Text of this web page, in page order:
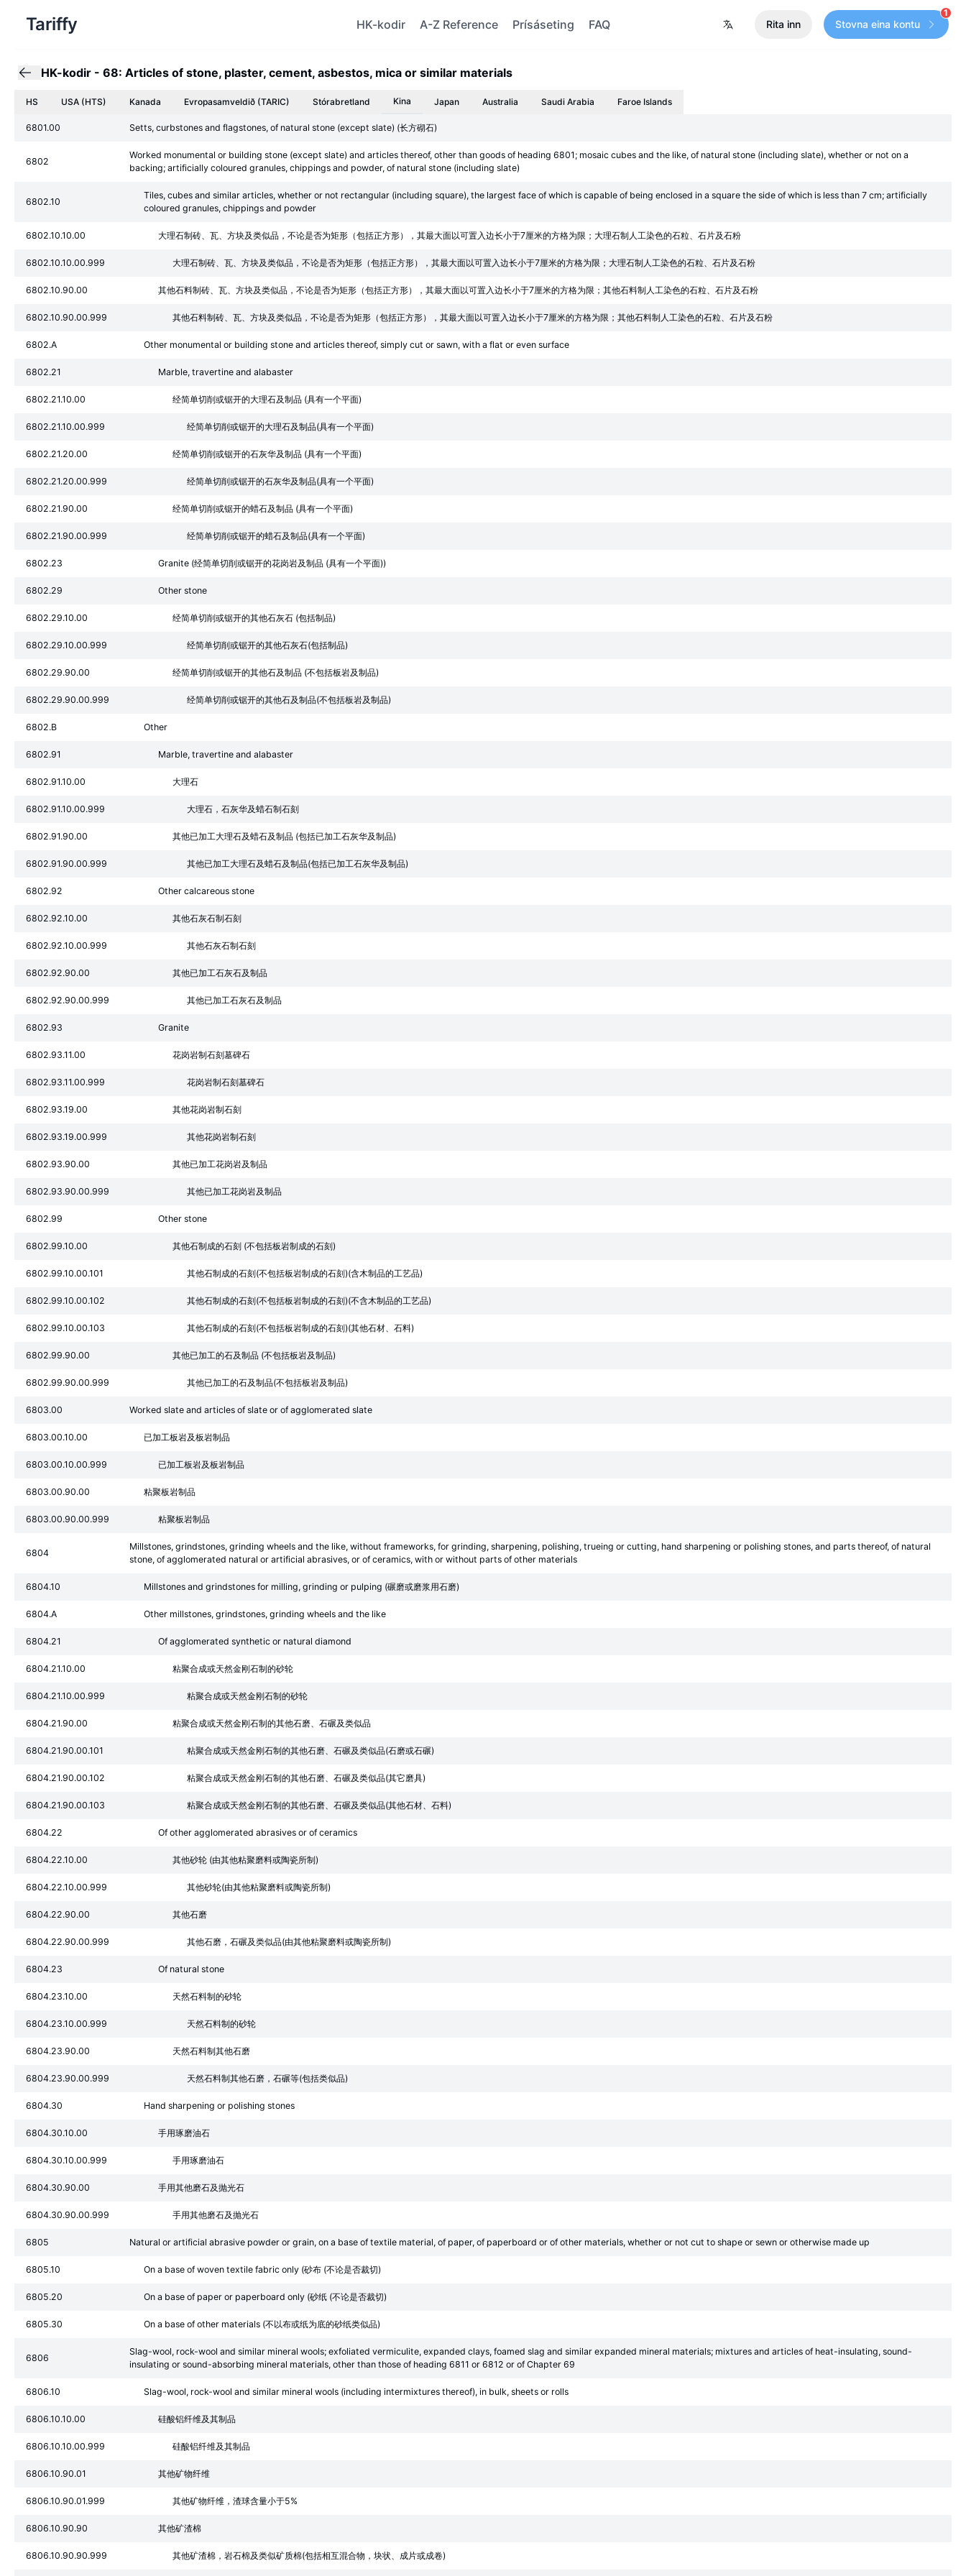
Tariffy HK-kodir A-Z Reference Prísáseting FAQ Rita inn Stovna eina kontu
1
HK-kodir - 68: Articles of stone, plaster, cement, asbestos, mica or similar materials
HS USA (HTS) Kanada Evropasamveldið (TARIC) Stórabretland Kina Japan Australia Saudi Arabia Faroe Islands
6801.00 Setts, curbstones and flagstones, of natural stone (except slate) (长方砌石)
6802
Worked monumental or building stone (except slate) and articles thereof, other than goods of heading 6801; mosaic cubes and the like, of natural stone (including slate), whether or not on a
backing; artificially coloured granules, chippings and powder, of natural stone (including slate)
6802.10
Tiles, cubes and similar articles, whether or not rectangular (including square), the largest face of which is capable of being enclosed in a square the side of which is less than 7 cm; artificially
coloured granules, chippings and powder
6802.10.10.00 大理石制砖、瓦、方块及类似品，不论是否为矩形（包括正方形），其最大面以可置入边长小于7厘米的方格为限；大理石制人工染色的石粒、石片及石粉
6802.10.10.00.999 大理石制砖、瓦、方块及类似品，不论是否为矩形（包括正方形），其最大面以可置入边长小于7厘米的方格为限；大理石制人工染色的石粒、石片及石粉
6802.10.90.00 其他石料制砖、瓦、方块及类似品，不论是否为矩形（包括正方形），其最大面以可置入边长小于7厘米的方格为限；其他石料制人工染色的石粒、石片及石粉
6802.10.90.00.999 其他石料制砖、瓦、方块及类似品，不论是否为矩形（包括正方形），其最大面以可置入边长小于7厘米的方格为限；其他石料制人工染色的石粒、石片及石粉
6802.A Other monumental or building stone and articles thereof, simply cut or sawn, with a flat or even surface
6802.21 Marble, travertine and alabaster
6802.21.10.00 经简单切削或锯开的大理石及制品 (具有一个平面)
6802.21.10.00.999 经简单切削或锯开的大理石及制品(具有一个平面)
6802.21.20.00 经简单切削或锯开的石灰华及制品 (具有一个平面)
6802.21.20.00.999 经简单切削或锯开的石灰华及制品(具有一个平面)
6802.21.90.00 经简单切削或锯开的蜡石及制品 (具有一个平面)
6802.21.90.00.999 经简单切削或锯开的蜡石及制品(具有一个平面)
6802.23 Granite (经简单切削或锯开的花岗岩及制品 (具有一个平面))
6802.29 Other stone
6802.29.10.00 经简单切削或锯开的其他石灰石 (包括制品)
6802.29.10.00.999 经简单切削或锯开的其他石灰石(包括制品)
6802.29.90.00 经简单切削或锯开的其他石及制品 (不包括板岩及制品)
6802.29.90.00.999 经简单切削或锯开的其他石及制品(不包括板岩及制品)
6802.B Other
6802.91 Marble, travertine and alabaster
6802.91.10.00 大理石
6802.91.10.00.999 大理石，石灰华及蜡石制石刻
6802.91.90.00 其他已加工大理石及蜡石及制品 (包括已加工石灰华及制品)
6802.91.90.00.999 其他已加工大理石及蜡石及制品(包括已加工石灰华及制品)
6802.92 Other calcareous stone
6802.92.10.00 其他石灰石制石刻
6802.92.10.00.999 其他石灰石制石刻
6802.92.90.00 其他已加工石灰石及制品
6802.92.90.00.999 其他已加工石灰石及制品
6802.93 Granite
6802.93.11.00 花岗岩制石刻墓碑石
6802.93.11.00.999 花岗岩制石刻墓碑石
6802.93.19.00 其他花岗岩制石刻
6802.93.19.00.999 其他花岗岩制石刻
6802.93.90.00 其他已加工花岗岩及制品
6802.93.90.00.999 其他已加工花岗岩及制品
6802.99 Other stone
6802.99.10.00 其他石制成的石刻 (不包括板岩制成的石刻)
6802.99.10.00.101 其他石制成的石刻(不包括板岩制成的石刻)(含木制品的工艺品)
6802.99.10.00.102 其他石制成的石刻(不包括板岩制成的石刻)(不含木制品的工艺品)
6802.99.10.00.103 其他石制成的石刻(不包括板岩制成的石刻)(其他石材、石料)
6802.99.90.00 其他已加工的石及制品 (不包括板岩及制品)
6802.99.90.00.999 其他已加工的石及制品(不包括板岩及制品)
6803.00 Worked slate and articles of slate or of agglomerated slate
6803.00.10.00 已加工板岩及板岩制品
6803.00.10.00.999 已加工板岩及板岩制品
6803.00.90.00 粘聚板岩制品
6803.00.90.00.999 粘聚板岩制品
6804
Millstones, grindstones, grinding wheels and the like, without frameworks, for grinding, sharpening, polishing, trueing or cutting, hand sharpening or polishing stones, and parts thereof, of natural
stone, of agglomerated natural or artificial abrasives, or of ceramics, with or without parts of other materials
6804.10 Millstones and grindstones for milling, grinding or pulping (碾磨或磨浆用石磨)
6804.A Other millstones, grindstones, grinding wheels and the like
6804.21 Of agglomerated synthetic or natural diamond
6804.21.10.00 粘聚合成或天然金刚石制的砂轮
6804.21.10.00.999 粘聚合成或天然金刚石制的砂轮
6804.21.90.00 粘聚合成或天然金刚石制的其他石磨、石碾及类似品
6804.21.90.00.101 粘聚合成或天然金刚石制的其他石磨、石碾及类似品(石磨或石碾)
6804.21.90.00.102 粘聚合成或天然金刚石制的其他石磨、石碾及类似品(其它磨具)
6804.21.90.00.103 粘聚合成或天然金刚石制的其他石磨、石碾及类似品(其他石材、石料)
6804.22 Of other agglomerated abrasives or of ceramics
6804.22.10.00 其他砂轮 (由其他粘聚磨料或陶瓷所制)
6804.22.10.00.999 其他砂轮(由其他粘聚磨料或陶瓷所制)
6804.22.90.00 其他石磨
6804.22.90.00.999 其他石磨，石碾及类似品(由其他粘聚磨料或陶瓷所制)
6804.23 Of natural stone
6804.23.10.00 天然石料制的砂轮
6804.23.10.00.999 天然石料制的砂轮
6804.23.90.00 天然石料制其他石磨
6804.23.90.00.999 天然石料制其他石磨，石碾等(包括类似品)
6804.30 Hand sharpening or polishing stones
6804.30.10.00 手用琢磨油石
6804.30.10.00.999 手用琢磨油石
6804.30.90.00 手用其他磨石及抛光石
6804.30.90.00.999 手用其他磨石及抛光石
6805 Natural or artificial abrasive powder or grain, on a base of textile material, of paper, of paperboard or of other materials, whether or not cut to shape or sewn or otherwise made up
6805.10 On a base of woven textile fabric only (砂布 (不论是否裁切)
6805.20 On a base of paper or paperboard only (砂纸 (不论是否裁切)
6805.30 On a base of other materials (不以布或纸为底的砂纸类似品)
6806
Slag-wool, rock-wool and similar mineral wools; exfoliated vermiculite, expanded clays, foamed slag and similar expanded mineral materials; mixtures and articles of heat-insulating, sound-
insulating or sound-absorbing mineral materials, other than those of heading 6811 or 6812 or of Chapter 69
6806.10 Slag-wool, rock-wool and similar mineral wools (including intermixtures thereof), in bulk, sheets or rolls
6806.10.10.00 硅酸铝纤维及其制品
6806.10.10.00.999 硅酸铝纤维及其制品
6806.10.90.01 其他矿物纤维
6806.10.90.01.999 其他矿物纤维，渣球含量小于5%
6806.10.90.90 其他矿渣棉
6806.10.90.90.999 其他矿渣棉，岩石棉及类似矿质棉(包括相互混合物，块状、成片或成卷)